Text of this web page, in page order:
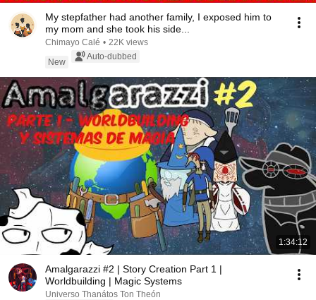
My stepfather had another family, I exposed him to
my mom and she took his side...
Chimayo Calé • 22K views
New
Auto-dubbed
1:34:12
Amalgarazzi #2 | Story Creation Part 1 |
Worldbuilding | Magic Systems
Universo Thanátos Ton Theón